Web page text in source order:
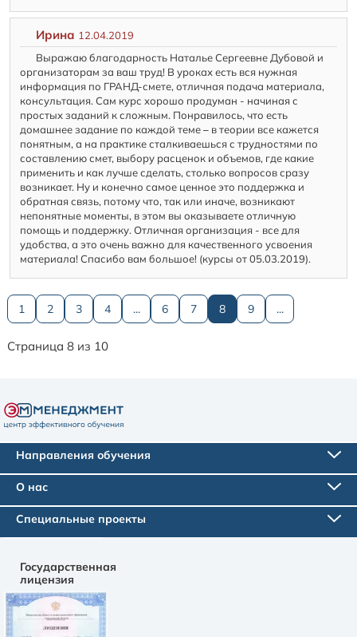
Ирина 12.04.2019
Выражаю благодарность Наталье Сергеевне Дубовой и
организаторам за ваш труд! В уроках есть вся нужная
информация по ГРАНД-смете, отличная подача материала,
консультация. Сам курс хорошо продуман - начиная с
простых заданий к сложным. Понравилось, что есть
домашнее задание по каждой теме – в теории все кажется
понятным, а на практике сталкиваешься с трудностями по
составлению смет, выбору расценок и объемов, где какие
применить и как лучше сделать, столько вопросов сразу
возникает. Ну и конечно самое ценное это поддержка и
обратная связь, потому что, так или иначе, возникают
непонятные моменты, в этом вы оказываете отличную
помощь и поддержку. Отличная организация - все для
удобства, а это очень важно для качественного усвоения
материала! Спасибо вам большое! (курсы от 05.03.2019).
1 2 3 4 ... 6 7 8 9 ...
Страница 8 из 10
Направления обучения
Государственная
лицензия
О нас
Специальные проекты